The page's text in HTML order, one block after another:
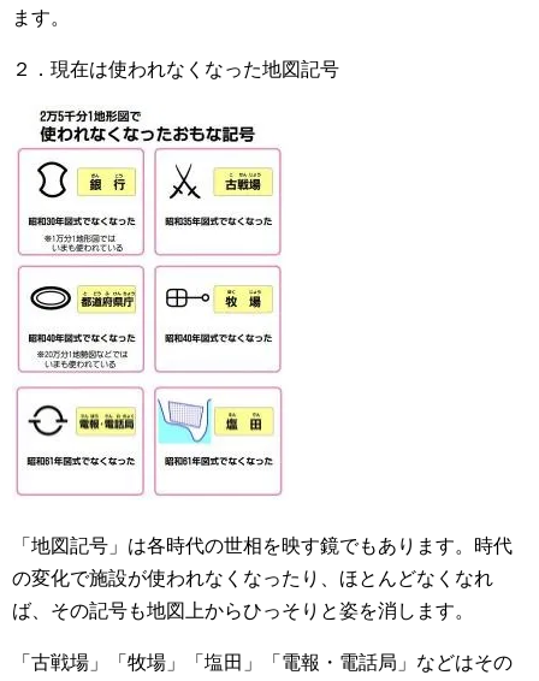
ます。
２．現在は使われなくなった地図記号
「地図記号」は各時代の世相を映す鏡でもあります。時代
の変化で施設が使われなくなったり、ほとんどなくなれ
ば、その記号も地図上からひっそりと姿を消します。
「古戦場」「牧場」「塩田」「電報・電話局」などはその